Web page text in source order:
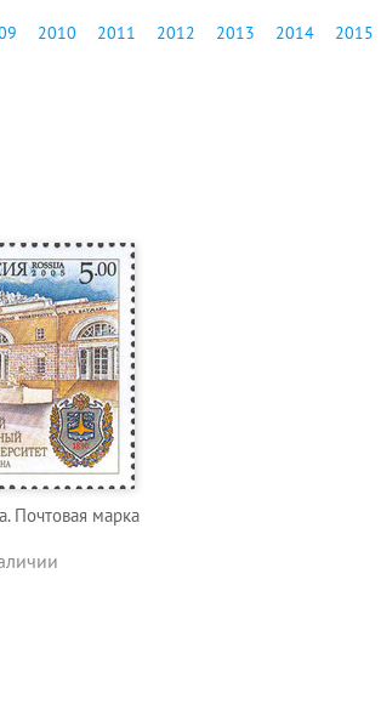
2010 2011 2012 2013 2014 2015
Почтовая марка